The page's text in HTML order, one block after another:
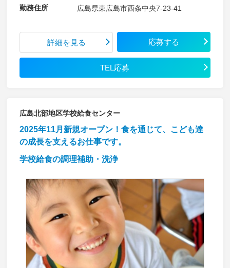
勤務住所 広島県東広島市西条中央7-23-41
詳細を見る 応募する
TEL応募
広島北部地区学校給食センター
2025年11月新規オープン！食を通じて、こども達
の成長を支えるお仕事です。
学校給食の調理補助・洗浄